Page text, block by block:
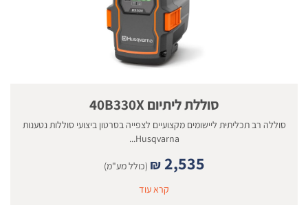
סוללת ליתיום 40B330X
סוללה רב תכליתית ליישומים מקצועיים לצפייה בסרטון ביצועי סוללות נטענות
Husqvarna...
₪ 2,535
(כולל מע"מ)
קרא עוד